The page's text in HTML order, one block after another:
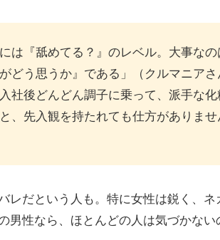
は『舐めてる？』のレベル。大事な
どう思うか』である」（クルマニアさ
社後どんどん調子に乗って、派手な
、先入観を持たれても仕方がありませ
レだという人も。特に女性は鋭く、ネ
男性なら、ほとんどの人は気づかない